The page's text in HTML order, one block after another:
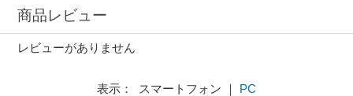
商品レビュー
レビューがありません
表示： スマートフォン ｜ PC